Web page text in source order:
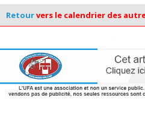
Retourvers le calendrier des